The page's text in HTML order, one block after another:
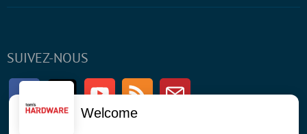
SUIVEZ-NOUS
FacebookTwitter Youtube RSS Newsletter
Welcome